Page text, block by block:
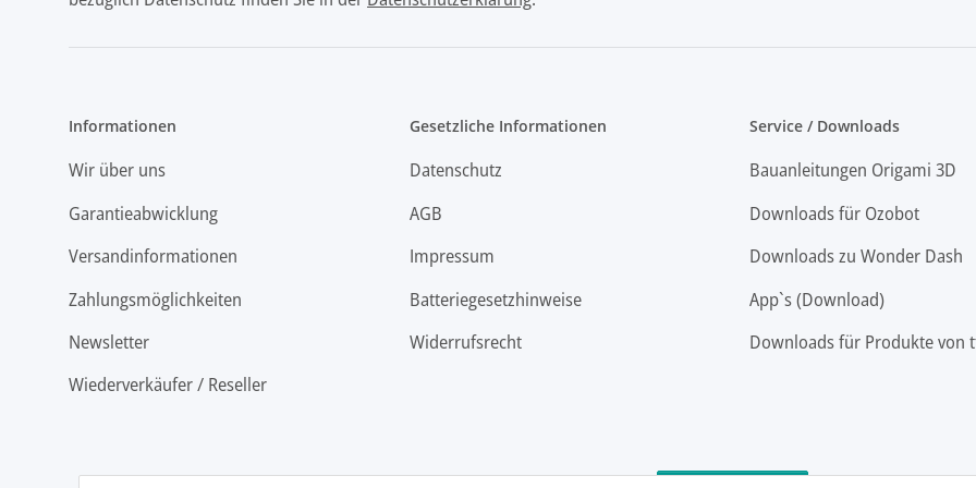
Informationen
Wir über uns
Garantieabwicklung
Versandinformationen
Zahlungsmöglichkeiten
Newsletter
Wiederverkäufer / Reseller
Gesetzliche Informationen
Datenschutz
AGB
Impressum
Batteriegesetzhinweise
Widerrufsrecht
Service / Downloads
Bauanleitungen Origami 3D
Downloads für Ozobot
Downloads zu Wonder Dash
App`s (Download)
Downloads für Produkte von